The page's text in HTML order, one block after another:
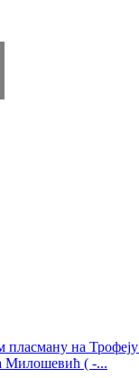
на
Милошевић ( -...